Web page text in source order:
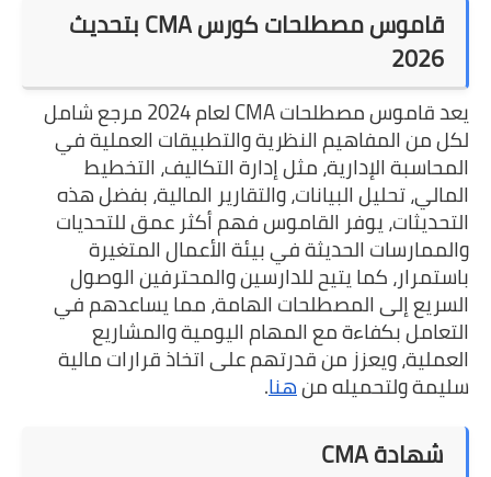
قاموس مصطلحات كورس CMA بتحديث
2026
يعد قاموس مصطلحات CMA لعام 2024 مرجع شامل
لكل من المفاهيم النظرية والتطبيقات العملية في
المحاسبة الإدارية، مثل إدارة التكاليف، التخطيط
المالي، تحليل البيانات، والتقارير المالية، بفضل هذه
التحديثات، يوفر القاموس فهم أكثر عمق للتحديات
والممارسات الحديثة في بيئة الأعمال المتغيرة
باستمرار، كما يتيح للدارسين والمحترفين الوصول
السريع إلى المصطلحات الهامة، مما يساعدهم في
التعامل بكفاءة مع المهام اليومية والمشاريع
العملية، ويعزز من قدرتهم على اتخاذ قرارات مالية
سليمة ولتحميله منهنا.
شهادة CMA